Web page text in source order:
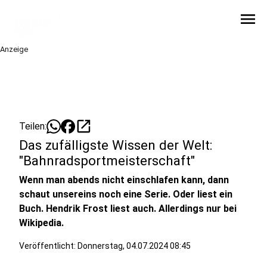
menu
Anzeige
Teilen: open_in_new
Das zufälligste Wissen der Welt:
"Bahnradsportmeisterschaft"
Wenn man abends nicht einschlafen kann, dann
schaut unsereins noch eine Serie. Oder liest ein
Buch. Hendrik Frost liest auch. Allerdings nur bei
Wikipedia.
Veröffentlicht: Donnerstag, 04.07.2024 08:45